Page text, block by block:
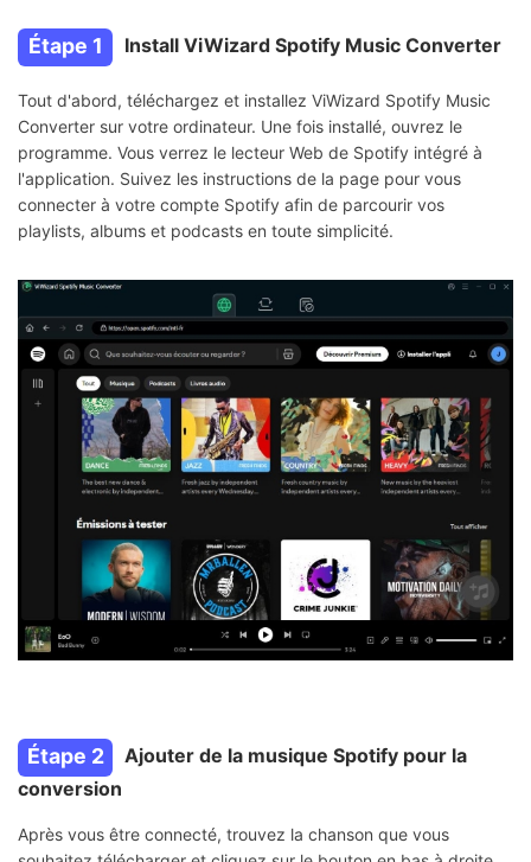
Étape 1 Install ViWizard Spotify Music Converter
Tout d'abord, téléchargez et installez ViWizard Spotify Music
Converter sur votre ordinateur. Une fois installé, ouvrez le
programme. Vous verrez le lecteur Web de Spotify intégré à
l'application. Suivez les instructions de la page pour vous
connecter à votre compte Spotify afin de parcourir vos
playlists, albums et podcasts en toute simplicité.
Étape 2
Ajouter de la musique Spotify pour la
conversion
Après vous être connecté, trouvez la chanson que vous